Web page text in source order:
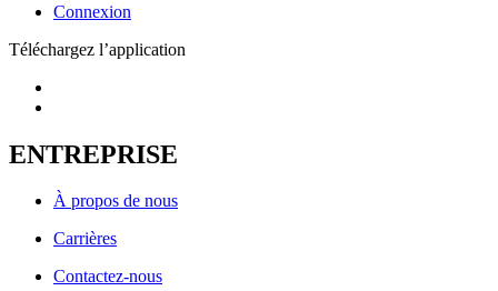
Connexion
Téléchargez l’application
ENTREPRISE
À propos de nous
Carrières
Contactez-nous